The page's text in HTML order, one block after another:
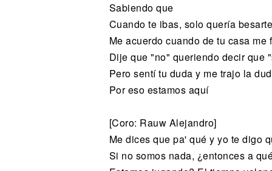
Sabiendo que
Cuando te ibas, solo quería besarte
Me acuerdo cuando de tu casa me
Dije que "no" queriendo decir que
Pero sentí tu duda y me trajo la
Por eso estamos aquí
[Coro: Rauw Alejandro]
Me dices que pa' qué y yo te digo
Si no somos nada, ¿entonces a